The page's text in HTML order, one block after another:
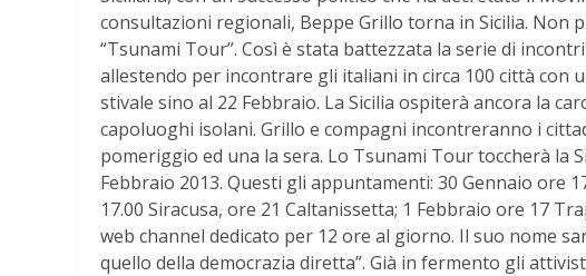
consultazioni regionali, Beppe Grillo torna in Sicilia. Non
“Tsunami Tour”. Così è stata battezzata la serie di
allestendo per incontrare gli italiani in circa 100 città con
stivale sino al 22 Febbraio. La Sicilia ospiterà ancora la
capoluoghi isolani. Grillo e compagni incontreranno i
pomeriggio ed una la sera. Lo Tsunami Tour toccherà la
Febbraio 2013. Questi gli appuntamenti: 30 Gennaio ore
17.00 Siracusa, ore 21 Caltanissetta; 1 Febbraio ore 17
web channel dedicato per 12 ore al giorno. Il suo nome
quello della democrazia diretta”. Già in fermento gli